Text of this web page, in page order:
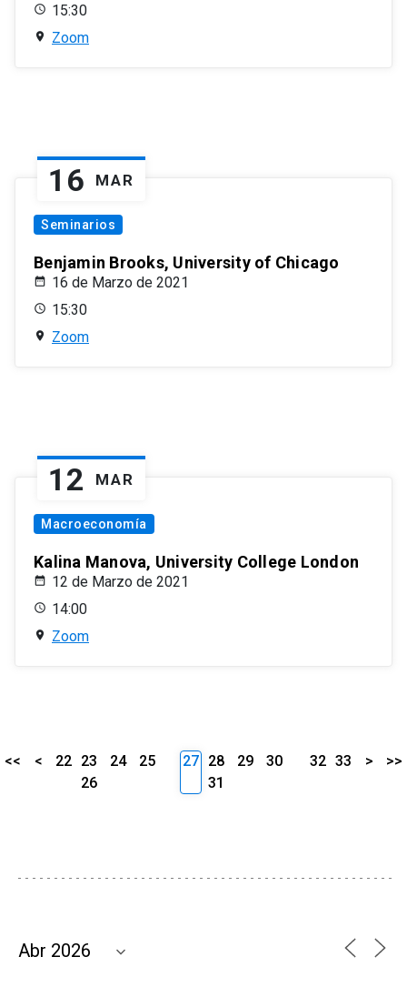
15:30
Zoom
16 MAR
Seminarios
Benjamin Brooks, University of Chicago
16 de Marzo de 2021
15:30
Zoom
12 MAR
Macroeconomía
Kalina Manova, University College London
12 de Marzo de 2021
14:00
Zoom
<< < 22 23 24
25
26
27 28 29
30
31
32 33 > >>